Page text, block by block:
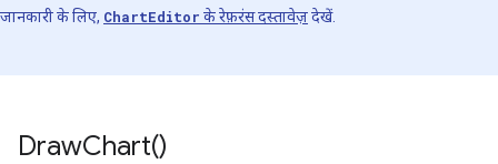
जानकारी के लिए, ChartEditor के रेफ़रंस दस्तावेज़देखें.
DrawChart()